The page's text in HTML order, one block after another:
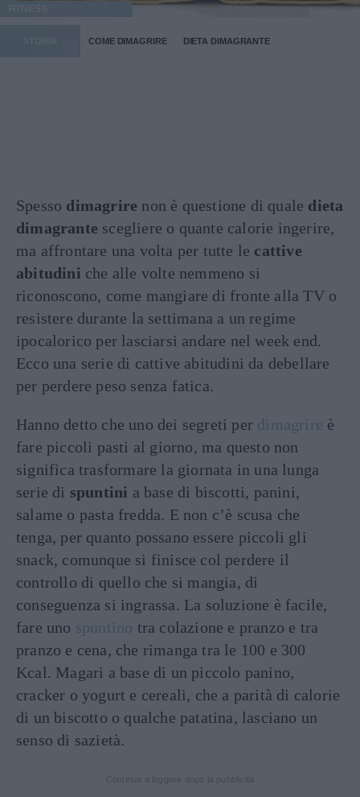
COME DIMAGRIRE DIETA DIMAGRANTE
Spesso dimagrire non è questione di quale dieta
dimagrante scegliere o quante calorie ingerire,
ma affrontare una volta per tutte le cattive
abitudini che alle volte nemmeno si
riconoscono, come mangiare di fronte alla TV o
resistere durante la settimana a un regime
ipocalorico per lasciarsi andare nel week end.
Ecco una serie di cattive abitudini da debellare
per perdere peso senza fatica.
Hanno detto che uno dei segreti per dimagrire è
fare piccoli pasti al giorno, ma questo non
significa trasformare la giornata in una lunga
serie di spuntini a base di biscotti, panini,
salame o pasta fredda. E non c’è scusa che
tenga, per quanto possano essere piccoli gli
snack, comunque si finisce col perdere il
controllo di quello che si mangia, di
conseguenza si ingrassa. La soluzione è facile,
fare uno spuntino tra colazione e pranzo e tra
pranzo e cena, che rimanga tra le 100 e 300
Kcal. Magari a base di un piccolo panino,
cracker o yogurt e cereali, che a parità di calorie
di un biscotto o qualche patatina, lasciano un
senso di sazietà.